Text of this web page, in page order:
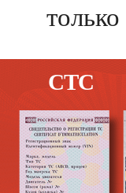
только
СТС